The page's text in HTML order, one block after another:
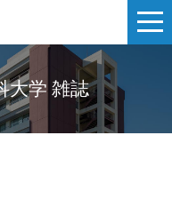
大学 雑誌